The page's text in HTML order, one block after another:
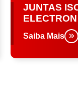
JUNTAS
ELECTRON
Saiba Mais